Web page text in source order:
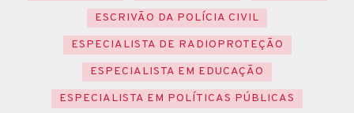
ESCRIVÃO DA POLÍCIA CIVIL
ESPECIALISTA DE RADIOPROTEÇÃO
ESPECIALISTA EM EDUCAÇÃO
ESPECIALISTA EM POLÍTICAS PÚBLICAS